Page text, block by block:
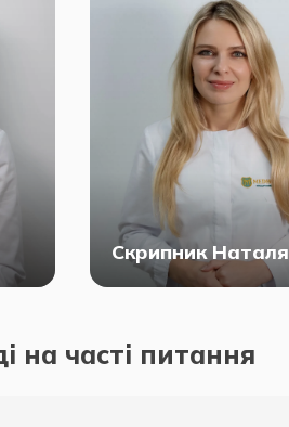
Скрипник Наталя
на часті питання